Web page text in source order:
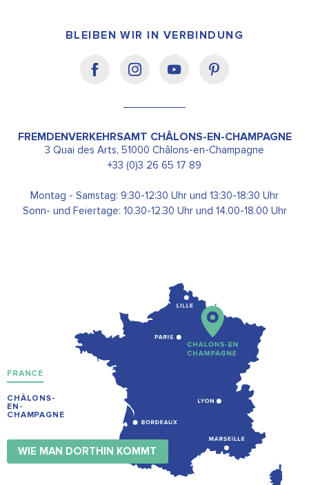
BLEIBEN WIR IN VERBINDUNG
FREMDENVERKEHRSAMT CHÂLONS-EN-CHAMPAGNE
3 Quai des Arts, 51000 Châlons-en-Champagne
+33 (0)3 26 65 17 89
Montag - Samstag: 9:30-12:30 Uhr und 13:30-18:30 Uhr
Sonn- und Feiertage: 10.30-12.30 Uhr und 14.00-18.00 Uhr
FRANCE
CHÂLONS-
EN-
CHAMPAGNE
WIE MAN DORTHIN KOMMT